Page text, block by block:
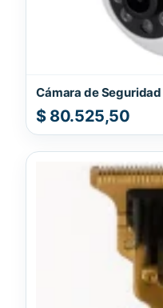
Cámara de
$80.525,50